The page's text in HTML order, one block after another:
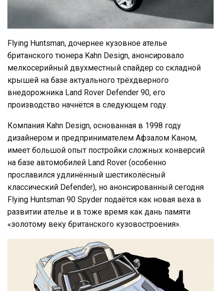
Flying Huntsman, дочернее кузовное ателье
британского тюнера Kahn Design, анонсировало
мелкосерийный двухместный спайдер со складной
крышей на базе актуального трёхдверного
внедорожника Land Rover Defender 90, его
производство начнётся в следующем году.
Компания Kahn Design, основанная в 1998 году
дизайнером и предпринимателем Афзалом Каном,
имеет большой опыт постройки сложных конверсий
на базе автомобилей Land Rover (особенно
прославился удлинённый шестиколёсный
классический Defender), но анонсированный сегодня
Flying Huntsman 90 Spyder подаётся как новая веха в
развитии ателье и в тоже время как дань памяти
«золотому веку британского кузовостроения».